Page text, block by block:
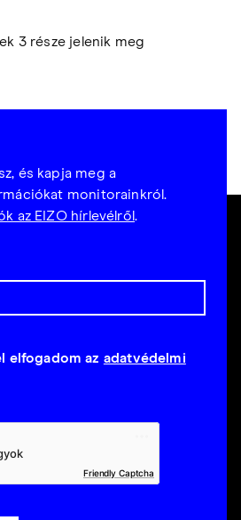
3 része jelenik meg
és kapja meg a
monitorainkról.
az EIZO hírlevélről.
elfogadom az adatvédelmi
Friendly Captcha